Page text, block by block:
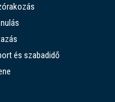
és szabadidő